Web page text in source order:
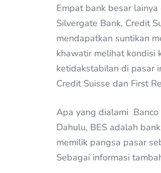
Empat bank besar
Silvergate Bank, Credit
mendapatkan suntikan
khawatir melihat kondisi
ketidakstabilan di pasar
Credit Suisse dan First
Apa yang dialami Banco
Dahulu, BES adalah
memilik pangsa pasar
Sebagai informasi